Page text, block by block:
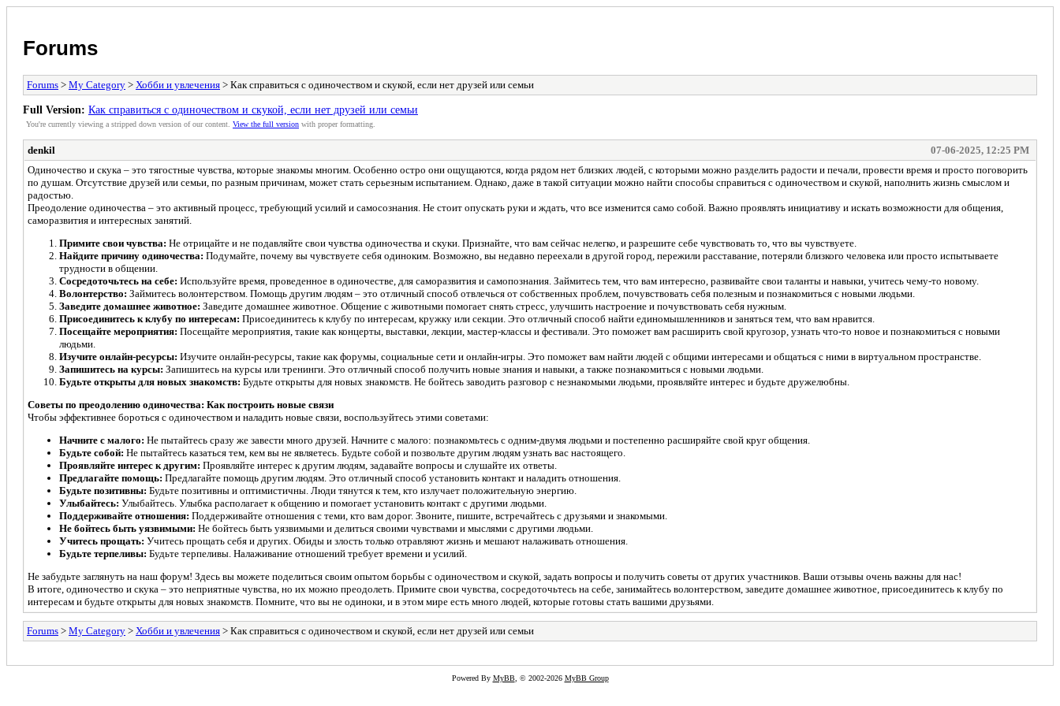
Forums
Forums > My Category > Хобби и увлечения > Как справиться с одиночеством и скукой, если нет друзей или семьи
Full Version: Как справиться с одиночеством и скукой, если нет друзей или семьи
You're currently viewing a stripped down version of our content. View the full version with proper formatting.
denkil
07-06-2025, 12:25 PM
Одиночество и скука – это тягостные чувства, которые знакомы многим. Особенно остро они ощущаются, когда рядом нет близких людей, с которыми можно разделить радости и печали, провести время и просто поговорить
по душам. Отсутствие друзей или семьи, по разным причинам, может стать серьезным испытанием. Однако, даже в такой ситуации можно найти способы справиться с одиночеством и скукой, наполнить жизнь смыслом и
радостью.
Преодоление одиночества – это активный процесс, требующий усилий и самосознания. Не стоит опускать руки и ждать, что все изменится само собой. Важно проявлять инициативу и искать возможности для общения,
саморазвития и интересных занятий.
Примите свои чувства: Не отрицайте и не подавляйте свои чувства одиночества и скуки. Признайте, что вам сейчас нелегко, и разрешите себе чувствовать то, что вы чувствуете.
Найдите причину одиночества: Подумайте, почему вы чувствуете себя одиноким. Возможно, вы недавно переехали в другой город, пережили расставание, потеряли близкого человека или просто испытываете
трудности в общении.
Сосредоточьтесь на себе: Используйте время, проведенное в одиночестве, для саморазвития и самопознания. Займитесь тем, что вам интересно, развивайте свои таланты и навыки, учитесь чему-то новому.
Волонтерство: Займитесь волонтерством. Помощь другим людям – это отличный способ отвлечься от собственных проблем, почувствовать себя полезным и познакомиться с новыми людьми.
Заведите домашнее животное: Заведите домашнее животное. Общение с животными помогает снять стресс, улучшить настроение и почувствовать себя нужным.
Присоединитесь к клубу по интересам: Присоединитесь к клубу по интересам, кружку или секции. Это отличный способ найти единомышленников и заняться тем, что вам нравится.
Посещайте мероприятия: Посещайте мероприятия, такие как концерты, выставки, лекции, мастер-классы и фестивали. Это поможет вам расширить свой кругозор, узнать что-то новое и познакомиться с новыми
людьми.
Изучите онлайн-ресурсы: Изучите онлайн-ресурсы, такие как форумы, социальные сети и онлайн-игры. Это поможет вам найти людей с общими интересами и общаться с ними в виртуальном пространстве.
Запишитесь на курсы: Запишитесь на курсы или тренинги. Это отличный способ получить новые знания и навыки, а также познакомиться с новыми людьми.
Будьте открыты для новых знакомств: Будьте открыты для новых знакомств. Не бойтесь заводить разговор с незнакомыми людьми, проявляйте интерес и будьте дружелюбны.
Советы по преодолению одиночества: Как построить новые связи
Чтобы эффективнее бороться с одиночеством и наладить новые связи, воспользуйтесь этими советами:
Начните с малого: Не пытайтесь сразу же завести много друзей. Начните с малого: познакомьтесь с одним-двумя людьми и постепенно расширяйте свой круг общения.
Будьте собой: Не пытайтесь казаться тем, кем вы не являетесь. Будьте собой и позвольте другим людям узнать вас настоящего.
Проявляйте интерес к другим: Проявляйте интерес к другим людям, задавайте вопросы и слушайте их ответы.
Предлагайте помощь: Предлагайте помощь другим людям. Это отличный способ установить контакт и наладить отношения.
Будьте позитивны: Будьте позитивны и оптимистичны. Люди тянутся к тем, кто излучает положительную энергию.
Улыбайтесь: Улыбайтесь. Улыбка располагает к общению и помогает установить контакт с другими людьми.
Поддерживайте отношения: Поддерживайте отношения с теми, кто вам дорог. Звоните, пишите, встречайтесь с друзьями и знакомыми.
Не бойтесь быть уязвимыми: Не бойтесь быть уязвимыми и делиться своими чувствами и мыслями с другими людьми.
Учитесь прощать: Учитесь прощать себя и других. Обиды и злость только отравляют жизнь и мешают налаживать отношения.
Будьте терпеливы: Будьте терпеливы. Налаживание отношений требует времени и усилий.
Не забудьте заглянуть на наш форум! Здесь вы можете поделиться своим опытом борьбы с одиночеством и скукой, задать вопросы и получить советы от других участников. Ваши отзывы очень важны для нас!
В итоге, одиночество и скука – это неприятные чувства, но их можно преодолеть. Примите свои чувства, сосредоточьтесь на себе, занимайтесь волонтерством, заведите домашнее животное, присоединитесь к клубу по
интересам и будьте открыты для новых знакомств. Помните, что вы не одиноки, и в этом мире есть много людей, которые готовы стать вашими друзьями.
Forums > My Category > Хобби и увлечения > Как справиться с одиночеством и скукой, если нет друзей или семьи
Powered By MyBB, © 2002-2026 MyBB Group